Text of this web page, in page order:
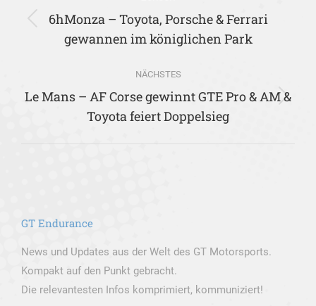
Vorheriger
Beitrag:
6hMonza – Toyota, Porsche & Ferrari
gewannen im königlichen Park
NÄCHSTES
Nächster
Beitrag:
Le Mans – AF Corse gewinnt GTE Pro & AM &
Toyota feiert Doppelsieg
GT Endurance
News und Updates aus der Welt des GT Motorsports.
Kompakt auf den Punkt gebracht.
Die relevantesten Infos komprimiert, kommuniziert!